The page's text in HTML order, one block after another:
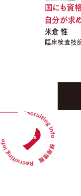
国にも資
自分が求
米倉 惟
臨床検査技